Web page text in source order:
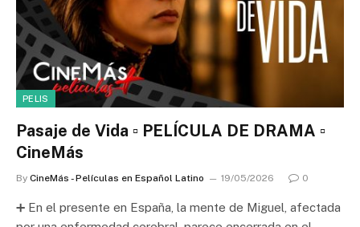
PELIS
Pasaje de Vida ▫️ PELÍCULA DE DRAMA ▫️
CineMás
By CineMás - Películas en Español Latino 19/05/2026 0
➕ En el presente en España, la mente de Miguel, afectada